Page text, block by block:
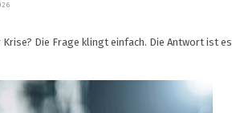
Die Frage klingt einfach. Die Antwort ist es